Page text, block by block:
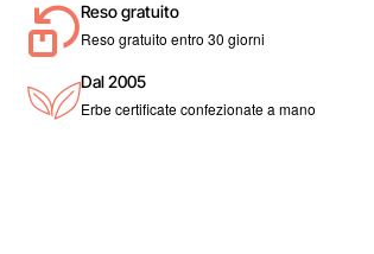
Reso gratuito
Reso gratuito entro 30 giorni
Dal 2005
Erbe certificate confezionate a mano